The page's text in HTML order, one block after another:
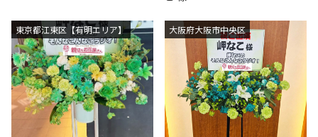
東京都江東区【有明エリア】 大阪府大阪市中央区